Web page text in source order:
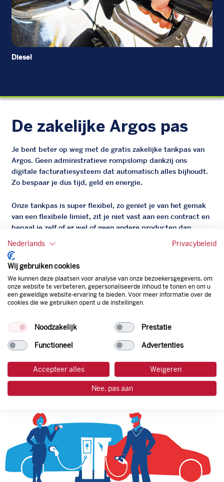
Diesel
De zakelijke Argos pas
Je bent beter op weg met de gratis zakelijke tankpas van
Argos. Geen administratieve rompslomp dankzij ons
digitale facturatiesysteem dat automatisch alles bijhoudt.
Zo bespaar je dus tijd, geld en energie.
Onze tankpas is super flexibel, zo geniet je van het gemak
van een flexibele limiet, zit je niet vast aan een contract en
bepaal je zelf of er wel of geen andere producten dan
brandstof mee betaalt kunnen worden.
Bovendien profiteer je altijd van een gegarandeerde
korting. Mocht de pompprijs toch lager zijn dan betaal je
natuurlijk de prijs aan de pomp. Zo ben je altijd verzekerd
van de laagste prijs.
laadpas aanvragen
Nederlands Privacybeleid
Wij gebruiken cookies
We kunnen deze plaatsen voor analyse van onze bezoekersgegevens, om
onze website te verbeteren, gepersonaliseerde inhoud te tonen en om u
een geweldige website-ervaring te bieden. Voor meer informatie over de
cookies die we gebruiken opent u de instellingen.
Noodzakelijk Prestatie
Functioneel Advertenties
Accepteer alles Weigeren
Nee, pas aan